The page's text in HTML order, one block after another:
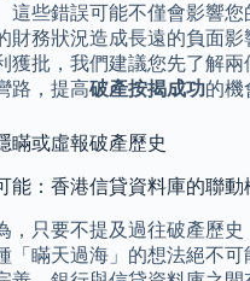
這些錯誤可能不僅會影響您
財務狀況造成長遠的負面影
獲批，我們建議您先了解兩
路，提高破產按揭成功的機
瞞或虛報破產歷史
能：香港信貸資料庫的聯動
，只要不提及過往破產歷史
「瞞天過海」的想法絕不可